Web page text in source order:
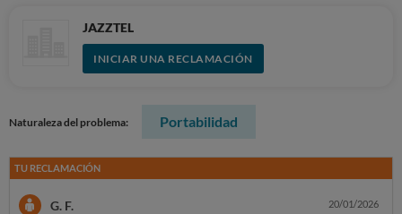
JAZZTEL
INICIAR UNA RECLAMACIÓN
Naturaleza del problema: Portabilidad
TU RECLAMACIÓN
G. F. 20/01/2026